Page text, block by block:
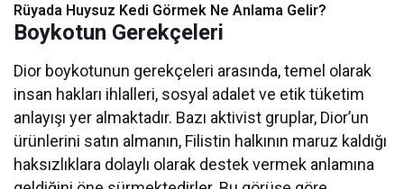
Rüyada Huysuz Kedi Görmek Ne Anlama Gelir?
Boykotun Gerekçeleri
Dior boykotunun gerekçeleri arasında, temel olarak
insan hakları ihlalleri, sosyal adalet ve etik tüketim
anlayışı yer almaktadır. Bazı aktivist gruplar, Dior’un
ürünlerini satın almanın, Filistin halkının maruz kaldığı
haksızlıklara dolaylı olarak destek vermek anlamına